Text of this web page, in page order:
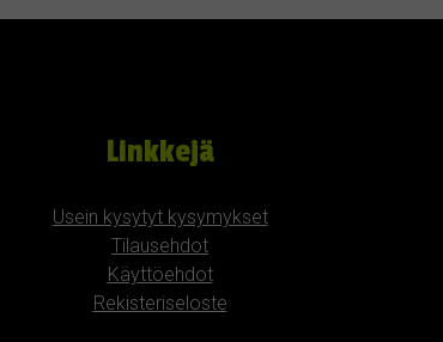
Linkkejä
Usein kysytyt kysymykset
Tilausehdot
Käyttöehdot
Rekisteriseloste